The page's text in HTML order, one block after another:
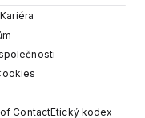
Kariéra
ContactEtický kodex